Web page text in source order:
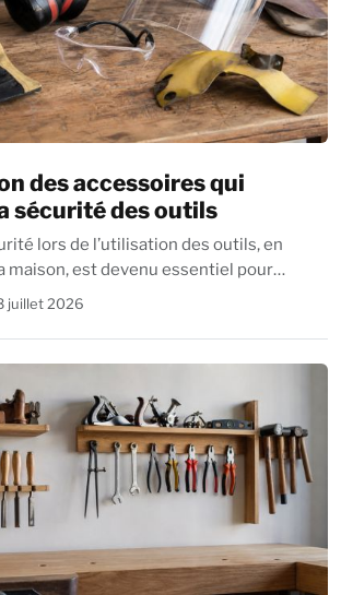
des accessoires qui
sécurité des outils
lors de l’utilisation des outils, en
maison, est devenu essentiel pour
soit...
juillet 2026